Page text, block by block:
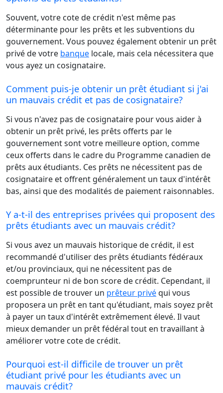
Souvent, votre cote de crédit n'est même pas
déterminante pour les prêts et les subventions du
gouvernement. Vous pouvez également obtenir un prêt
privé de votre banque locale, mais cela nécessitera que
vous ayez un cosignataire.
Comment puis-je obtenir un prêt étudiant si j'ai
un mauvais crédit et pas de cosignataire?
Si vous n'avez pas de cosignataire pour vous aider à
obtenir un prêt privé, les prêts offerts par le
gouvernement sont votre meilleure option, comme
ceux offerts dans le cadre du Programme canadien de
prêts aux étudiants. Ces prêts ne nécessitent pas de
cosignataire et offrent généralement un taux d'intérêt
bas, ainsi que des modalités de paiement raisonnables.
Y a-t-il des entreprises privées qui proposent des
prêts étudiants avec un mauvais crédit?
Si vous avez un mauvais historique de crédit, il est
recommandé d'utiliser des prêts étudiants fédéraux
et/ou provinciaux, qui ne nécessitent pas de
coemprunteur ni de bon score de crédit. Cependant, il
est possible de trouver un prêteur privéqui vous
proposera un prêt en tant qu'étudiant, mais soyez prêt
à payer un taux d'intérêt extrêmement élevé. Il vaut
mieux demander un prêt fédéral tout en travaillant à
améliorer votre cote de crédit.
Pourquoi est-il difficile de trouver un prêt
étudiant privé pour les étudiants avec un
mauvais crédit?